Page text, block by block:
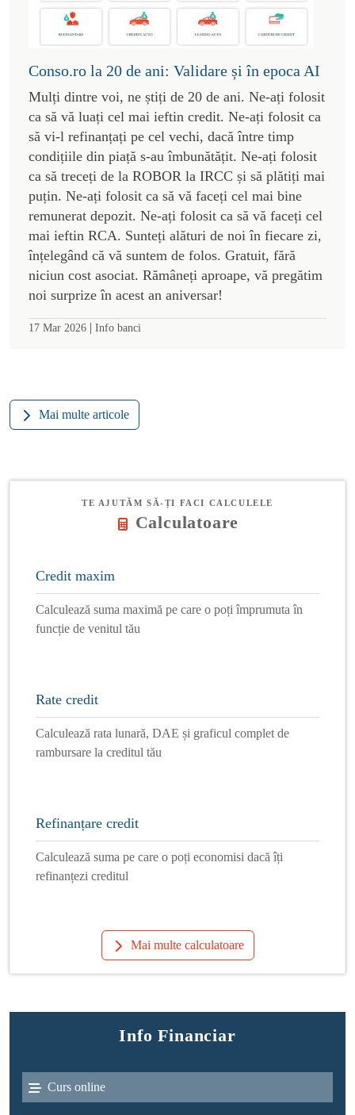
Conso.ro la 20 de ani: Validare și în epoca AI
Mulți dintre voi, ne știți de 20 de ani. Ne-ați folosit
ca să vă luați cel mai ieftin credit. Ne-ați folosit ca
să vi-l refinanțați pe cel vechi, dacă între timp
condițiile din piață s-au îmbunătățit. Ne-ați folosit
ca să treceți de la ROBOR la IRCC și să plătiți mai
puțin. Ne-ați folosit ca să vă faceți cel mai bine
remunerat depozit. Ne-ați folosit ca să vă faceți cel
mai ieftin RCA. Sunteți alături de noi în fiecare zi,
înțelegând că vă suntem de folos. Gratuit, fără
niciun cost asociat. Rămâneți aproape, vă pregătim
noi surprize în acest an aniversar!
17 Mar 2026 | Info banci
Mai multe articole
TE AJUTĂM SĂ-ȚI FACI CALCULELE
Calculatoare
Credit maxim
Calculează suma maximă pe care o poți împrumuta în
funcție de venitul tău
Rate credit
Calculează rata lunară, DAE și graficul complet de
rambursare la creditul tău
Refinanțare credit
Calculează suma pe care o poți economisi dacă îți
refinanțezi creditul
Mai multe calculatoare
Info Financiar
Curs online